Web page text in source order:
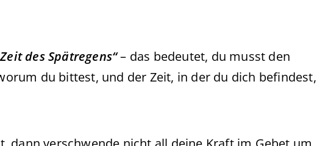
des Spätregens“– das bedeutet, du musst den
du bittest, und der Zeit, in der du dich befindest,